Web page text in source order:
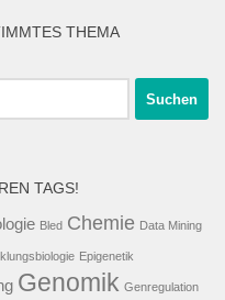
THEMA
TAGS!
Bled Chemie Data Mining
Epigenetik
Genomik Genregulation